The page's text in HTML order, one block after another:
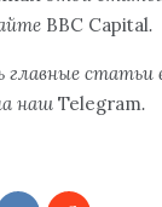
BBC Capital.
статьи
наш Telegram.